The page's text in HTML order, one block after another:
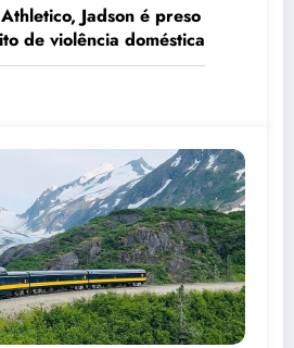
Jadson é preso
de violência doméstica